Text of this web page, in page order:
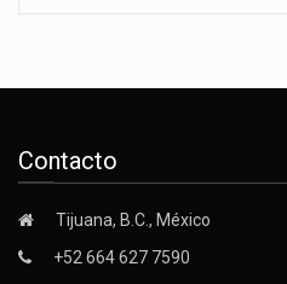
Contacto
Tijuana, B.C., México
+52 664 627 7590